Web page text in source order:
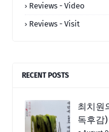
Reviews - Video
Reviews - Visit
RECENT POSTS
최치원
독후감)